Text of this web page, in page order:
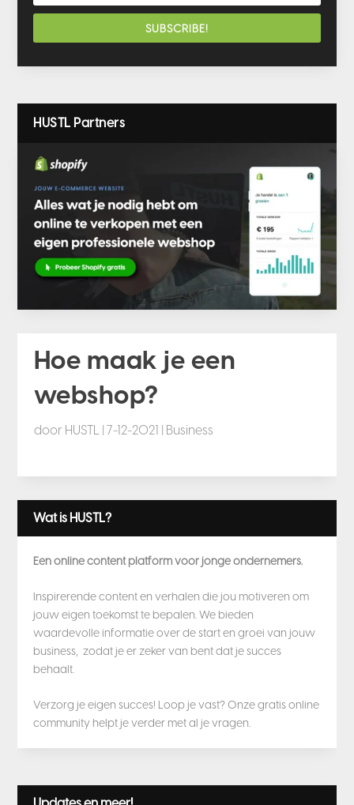
SUBSCRIBE!
HUSTL Partners
Hoe maak je een
webshop?
door HUSTL | 7-12-2021 | Business
Wat is HUSTL?
Een online content platform voor jonge ondernemers.
Inspirerende content en verhalen die jou motiveren om
jouw eigen toekomst te bepalen. We bieden
waardevolle informatie over de start en groei van jouw
business, zodat je er zeker van bent dat je succes
behaalt.
Verzorg je eigen succes! Loop je vast? Onze gratis online
community helpt je verder met al je vragen.